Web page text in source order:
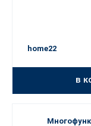
home22
в